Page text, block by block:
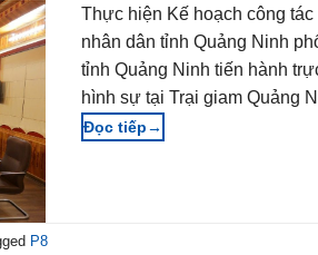
Thực hiện Kế hoạch công
nhân dân tỉnh Quảng Ninh
tỉnh Quảng Ninh tiến hành
hình sự tại Trại giam Quảng
→
P8